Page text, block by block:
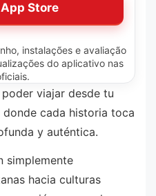
Store
instalações e avaliação
do aplicativo nas
viajar desde tu
donde cada historia toca
y auténtica.
simplemente
hacia culturas